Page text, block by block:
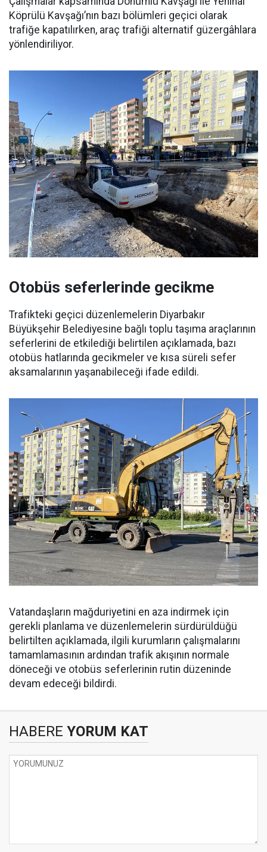
Köprülü Kavşağı’nın bazı bölümleri geçici olarak
trafiğe kapatılırken, araç trafiği alternatif güzergâhlara
yönlendiriliyor.
Otobüs seferlerinde gecikme
Trafikteki geçici düzenlemelerin Diyarbakır
Büyükşehir Belediyesine bağlı toplu taşıma araçlarının
seferlerini de etkilediği belirtilen açıklamada, bazı
otobüs hatlarında gecikmeler ve kısa süreli sefer
aksamalarının yaşanabileceği ifade edildi.
Vatandaşların mağduriyetini en aza indirmek için
gerekli planlama ve düzenlemelerin sürdürüldüğü
belirtilten açıklamada, ilgili kurumların çalışmalarını
tamamlamasının ardından trafik akışının normale
döneceği ve otobüs seferlerinin rutin düzeninde
devam edeceği bildirdi.
HABERE YORUM KAT